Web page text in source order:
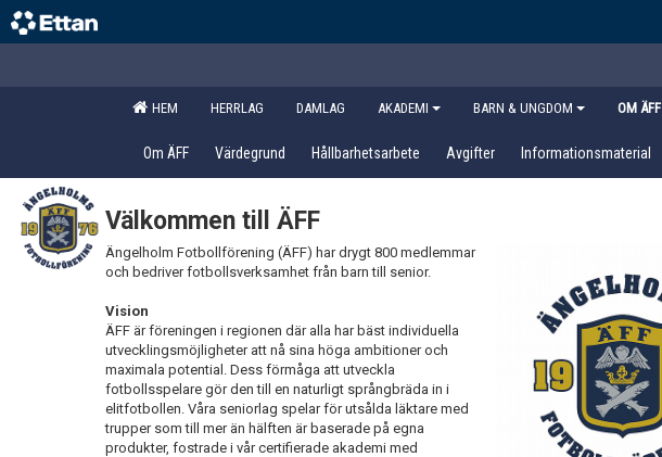
HEM HERRLAG DAMLAG AKADEMI BARN & UNGDOM OM ÄFF
Om ÄFF Värdegrund Hållbarhetsarbete Avgifter Informationsmaterial
Välkommen till ÄFF
Ängelholm Fotbollförening (ÄFF) har drygt 800 medlemmar
och bedriver fotbollsverksamhet från barn till senior.
Vision
ÄFF är föreningen i regionen där alla har bäst individuella
utvecklingsmöjligheter att nå sina höga ambitioner och
maximala potential. Dess förmåga att utveckla
fotbollsspelare gör den till en naturligt språngbräda in i
elitfotbollen. Våra seniorlag spelar för utsålda läktare med
trupper som till mer än hälften är baserade på egna
produkter, fostrade i vår certifierade akademi med